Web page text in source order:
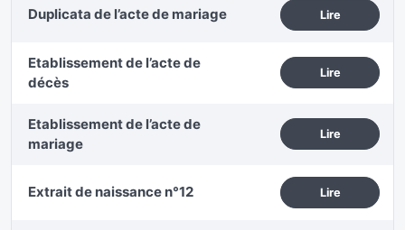
Duplicata de l’acte de mariage Lire
Etablissement de l’acte de
décès
Lire
Etablissement de l’acte de
mariage
Lire
Extrait de naissance n°12 Lire